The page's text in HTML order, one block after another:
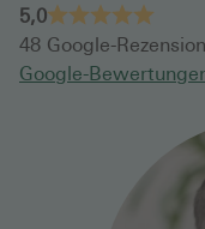
5,0
48 Google-
Google-